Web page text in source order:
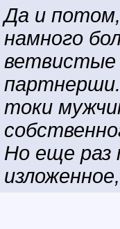
Да и
намного
ветвистые
токи
Но еще раз